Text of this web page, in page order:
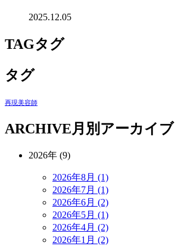
2025.12.05
TAGタグ
タグ
再現美容師
ARCHIVE月別アーカイブ
2026年 (9)
2026年8月 (1)
2026年7月 (1)
2026年6月 (2)
2026年5月 (1)
2026年4月 (2)
2026年1月 (2)